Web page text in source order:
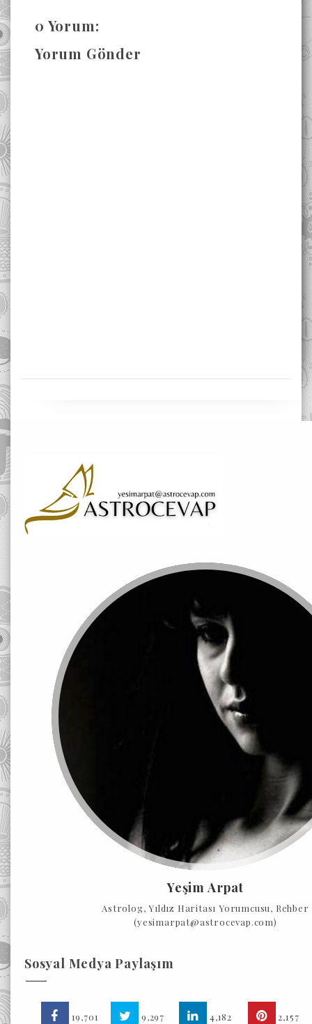
0 Yorum:
Yorum Gönder
Yeşim Arpat
Astrolog, Yıldız Haritası Yorumcusu, Rehber
(yesimarpat@astrocevap.com)
Sosyal Medya Paylaşım
19,701 9,297 4,182 2,157